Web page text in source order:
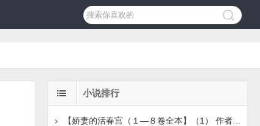
小说排行
【娇妻的活春宫（１—８卷全本】（1） 作者：吴茗